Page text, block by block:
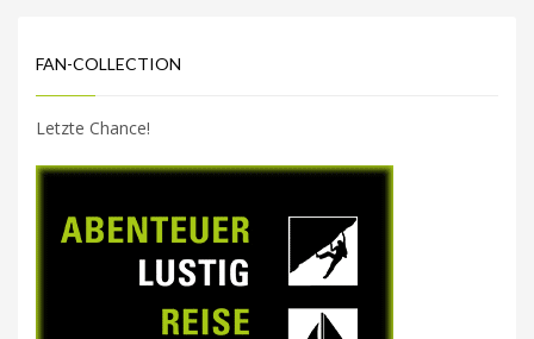
FAN-COLLECTION
Letzte Chance!